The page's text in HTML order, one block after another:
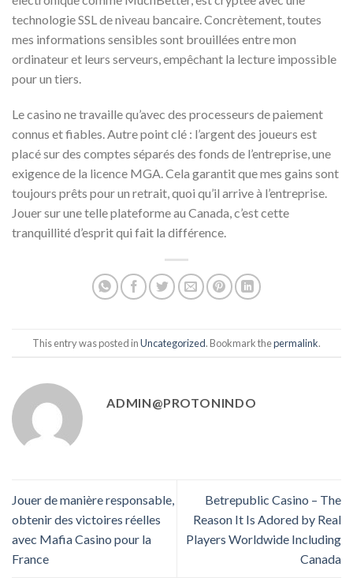
technologie SSL de niveau bancaire. Concrètement, toutes
mes informations sensibles sont brouillées entre mon
ordinateur et leurs serveurs, empêchant la lecture impossible
pour un tiers.
Le casino ne travaille qu’avec des processeurs de paiement
connus et fiables. Autre point clé : l’argent des joueurs est
placé sur des comptes séparés des fonds de l’entreprise, une
exigence de la licence MGA. Cela garantit que mes gains sont
toujours prêts pour un retrait, quoi qu’il arrive à l’entreprise.
Jouer sur une telle plateforme au Canada, c’est cette
tranquillité d’esprit qui fait la différence.
This entry was posted inUncategorized. Bookmark thepermalink.
ADMIN@PROTONINDO
Jouer de manière responsable,
obtenir des victoires réelles
avec Mafia Casino pour la
France
Betrepublic Casino – The
Reason It Is Adored by Real
Players Worldwide Including
Canada